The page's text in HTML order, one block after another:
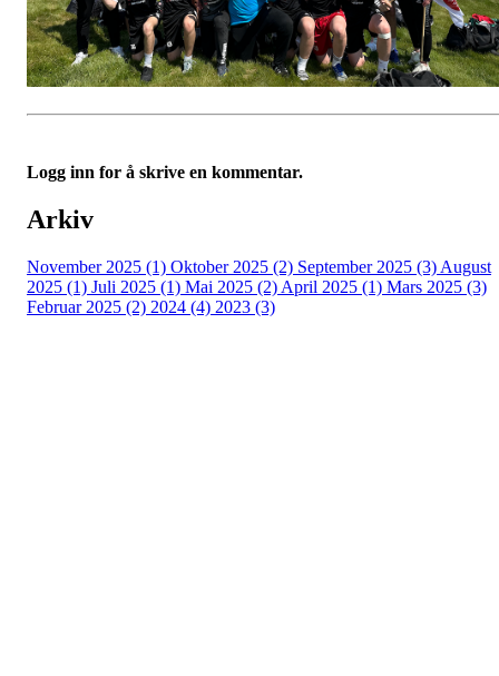
Logg inn for å skrive en kommentar.
Arkiv
November 2025 (1) Oktober 2025 (2) September 2025 (3) August
2025 (1) Juli 2025 (1) Mai 2025 (2) April 2025 (1) Mars 2025 (3)
Februar 2025 (2) 2024 (4) 2023 (3)